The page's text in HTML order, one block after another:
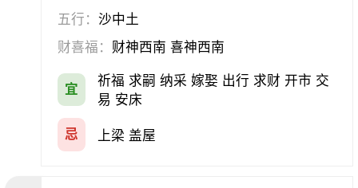
五行：沙中土
财喜福： 财神西南 喜神西南
宜
祈福 求嗣 纳采 嫁娶 出行 求财 开市 交
易 安床
忌 上梁 盖屋